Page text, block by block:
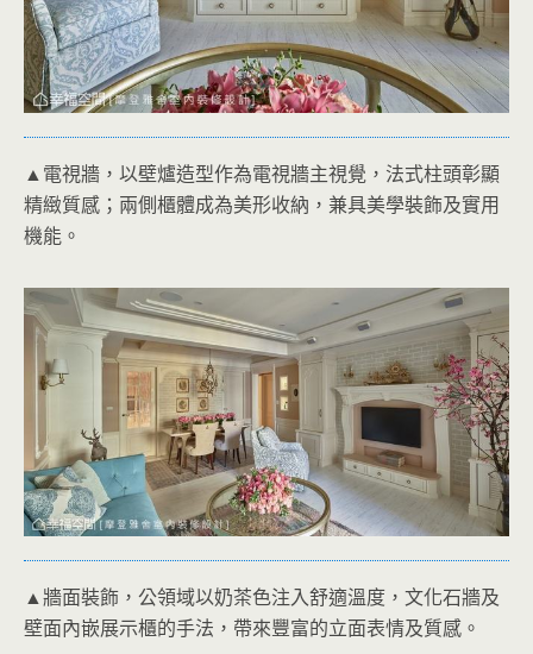
▲電視牆，以壁爐造型作為電視牆主視覺，法式柱頭彰顯
精緻質感；兩側櫃體成為美形收納，兼具美學裝飾及實用
機能。
▲牆面裝飾，公領域以奶茶色注入舒適溫度，文化石牆及
壁面內嵌展示櫃的手法，帶來豐富的立面表情及質感。